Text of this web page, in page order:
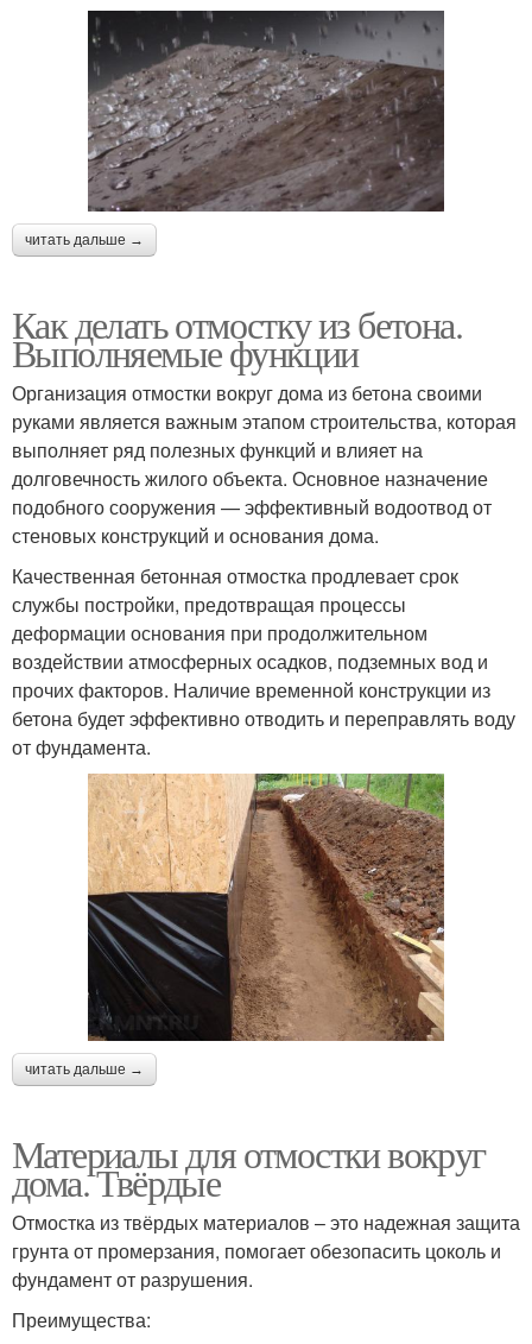
читать дальше →
Как делать отмостку из бетона.
Выполняемые функции
Организация отмостки вокруг дома из бетона своими
руками является важным этапом строительства, которая
выполняет ряд полезных функций и влияет на
долговечность жилого объекта. Основное назначение
подобного сооружения — эффективный водоотвод от
стеновых конструкций и основания дома.
Качественная бетонная отмостка продлевает срок
службы постройки, предотвращая процессы
деформации основания при продолжительном
воздействии атмосферных осадков, подземных вод и
прочих факторов. Наличие временной конструкции из
бетона будет эффективно отводить и переправлять воду
от фундамента.
читать дальше →
Материалы для отмостки вокруг
дома. Твёрдые
Отмостка из твёрдых материалов – это надежная защита
грунта от промерзания, помогает обезопасить цоколь и
фундамент от разрушения.
Преимущества: